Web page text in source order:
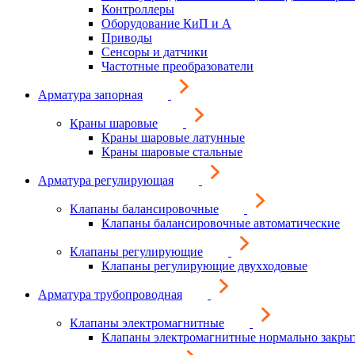
Контроллеры
Оборудование КиП и А
Приводы
Сенсоры и датчики
Частотные преобразователи
Арматура запорная
Краны шаровые
Краны шаровые латунные
Краны шаровые стальные
Арматура регулирующая
Клапаны балансировочные
Клапаны балансировочные автоматические
Клапаны регулирующие
Клапаны регулирующие двухходовые
Арматура трубопроводная
Клапаны электромагнитные
Клапаны электромагнитные нормально